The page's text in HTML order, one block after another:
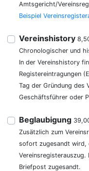
Amtsgericht/
Beispiel
Vereinshistory
Chronologischer und
In der Vereinshistory
Registereintragungen
Tag der Gründung des
Geschäftsführer oder
Beglaubigung
Zusätzlich zum
sofort zugesandt wird,
Briefpost zugesandt.